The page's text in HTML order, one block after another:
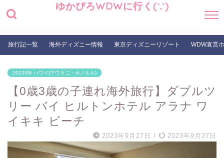
ゆかぴろWDWに行く(∵)
旅行記一覧 海外ディズニー情報 東京ディズニーリゾート WDW直営
2023/06 ハワイ(アウラニ・ホノルル)
【0歳3歳の子連れ海外旅行】ダブルツ
リー バイ ヒルトンホテル アラナ ワ
イキキ ビーチ
2023年9月27日 / 2023年9月27日